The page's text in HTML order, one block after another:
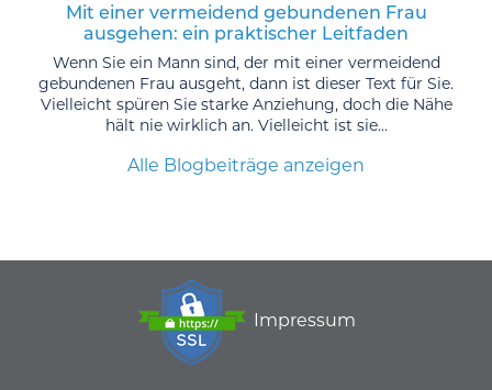
Mit einer vermeidend gebundenen Frau
ausgehen: ein praktischer Leitfaden
Wenn Sie ein Mann sind, der mit einer vermeidend
gebundenen Frau ausgeht, dann ist dieser Text für Sie.
Vielleicht spüren Sie starke Anziehung, doch die Nähe
hält nie wirklich an. Vielleicht ist sie...
Alle Blogbeiträge anzeigen
Impressum